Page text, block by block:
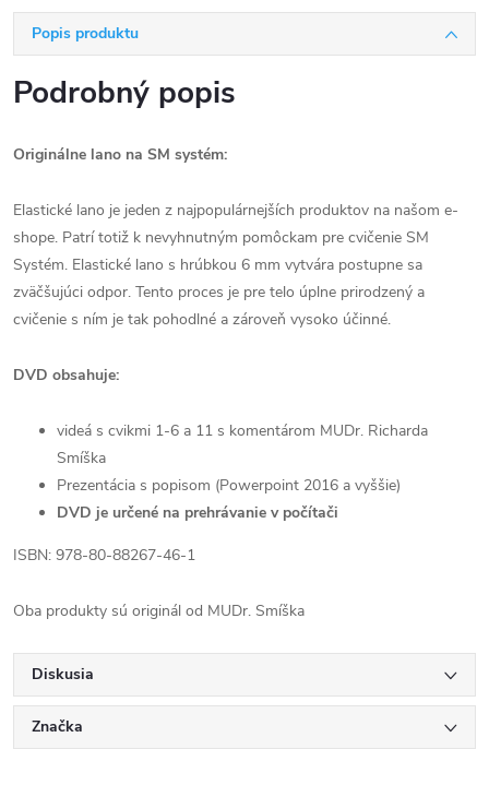
Popis produktu
Podrobný popis
Originálne lano na SM systém:
Elastické lano je jeden z najpopulárnejších produktov na našom e-
shope. Patrí totiž k nevyhnutným pomôckam pre cvičenie SM
Systém. Elastické lano s hrúbkou 6 mm vytvára postupne sa
zväčšujúci odpor. Tento proces je pre telo úplne prirodzený a
cvičenie s ním je tak pohodlné a zároveň vysoko účinné.
DVD obsahuje:
videá s cvikmi 1-6 a 11 s komentárom MUDr. Richarda
Smíška
Prezentácia s popisom (Powerpoint 2016 a vyššie)
DVD je určené na prehrávanie v počítači
ISBN: 978-80-88267-46-1
Oba produkty sú originál od MUDr. Smíška
Diskusia
Značka